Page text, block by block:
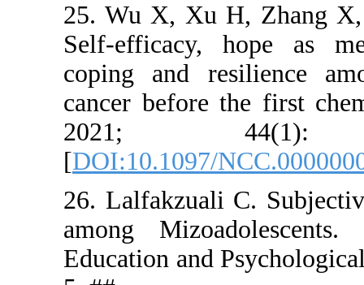
25. Wu X,
Self-
coping
cancer
[
26.
among
Education